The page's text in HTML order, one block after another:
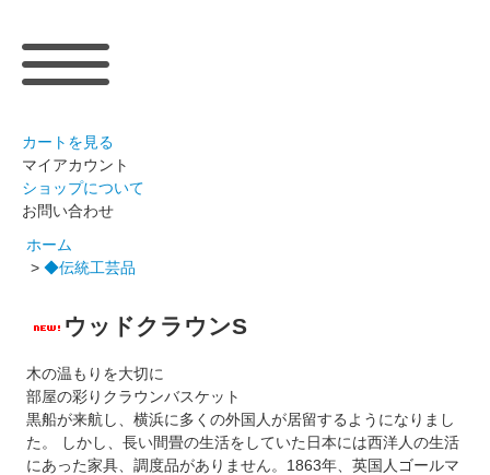
カートを見る
マイアカウント
ショップについて
お問い合わせ
ホーム
>◆伝統工芸品
ウッドクラウンS
木の温もりを大切に
部屋の彩りクラウンバスケット
黒船が来航し、横浜に多くの外国人が居留するようになりまし
た。 しかし、長い間畳の生活をしていた日本には西洋人の生活
にあった家具、調度品がありません。1863年、英国人ゴールマ